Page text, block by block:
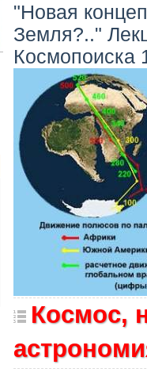
"Новая
Земля?.."
Космопоиска
Космос,